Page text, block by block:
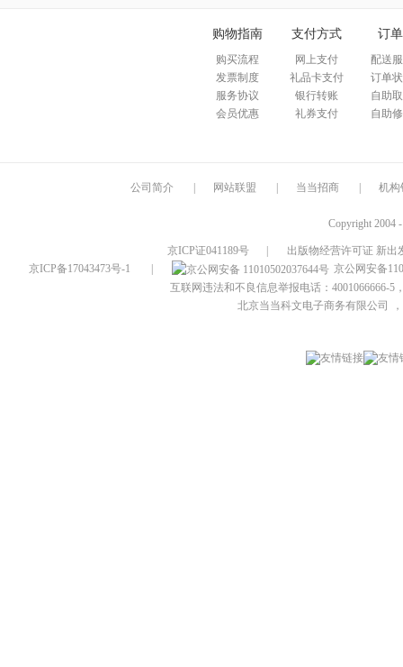
购物指南
购买流程
发票制度
服务协议
会员优惠
支付方式
网上支付
礼品卡支付
银行转账
礼券支付
订
配送
订单
自助
自助
公司简介 网站联盟 当当招商 机构
Copyright 2004
京ICP证041189号
出版物经营许可证 新出
京ICP备17043473号-1
京公网安备
互联网违法和不良信息举报电话：4001066666-5
北京当当科文电子商务有限公司